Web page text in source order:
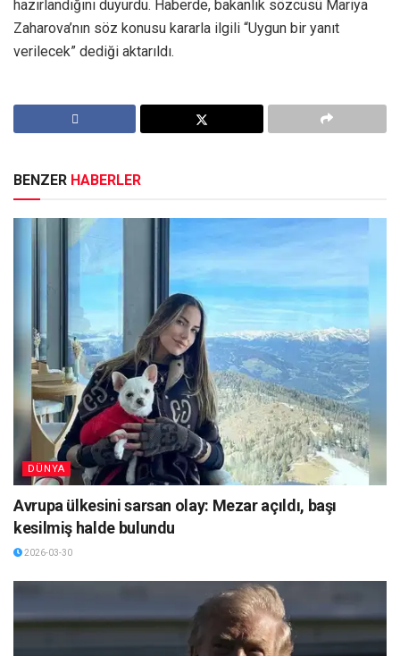
hazırlandığını duyurdu. Haberde, bakanlık sözcüsü Mariya
Zaharova’nın söz konusu kararla ilgili “Uygun bir yanıt
verilecek” dediği aktarıldı.
BENZER HABERLER
DÜNYA
Avrupa ülkesini sarsan olay: Mezar açıldı, başı
kesilmiş halde bulundu
2026-03-30